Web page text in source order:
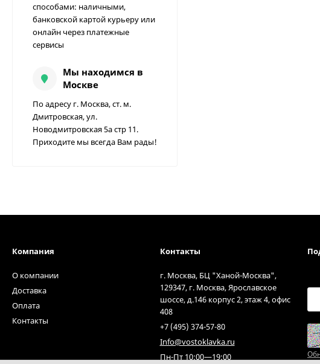
способами: наличными,
банковской картой курьеру или
онлайн через платежные
сервисы
Мы находимся в
Москве
По адресу г. Москва, ст. м.
Дмитровская, ул.
Новодмитровская 5а стр 11.
Приходите мы всегда Вам рады!
Компания
О компании
Доставка
Оплата
Контакты
Контакты
г. Москва, БЦ "Ханой-Москва",
129347, г. Москва, Ярославское
шоссе, д.146 корпус 2, этаж 4, офис
408
+7 (495) 374-57-80
Info@vostoklavka.ru
Пн-Пт 10:00—19:00